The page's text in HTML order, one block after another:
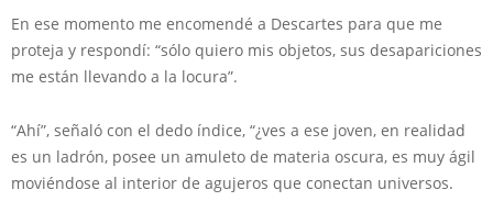
En ese momento me encomendé a Descartes para que me
proteja y respondí: “sólo quiero mis objetos, sus desapariciones
me están llevando a la locura”.
“Ahí”, señaló con el dedo índice, “¿ves a ese joven, en realidad
es un ladrón, posee un amuleto de materia oscura, es muy ágil
moviéndose al interior de agujeros que conectan universos.